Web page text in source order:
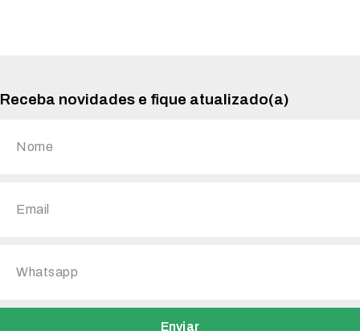
Receba novidades e fique atualizado(a)
Enviar